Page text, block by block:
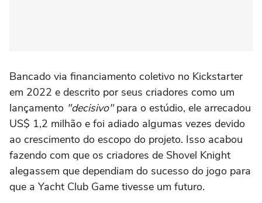
Bancado via financiamento coletivo no Kickstarter
em 2022 e descrito por seus criadores como um
lançamento "decisivo"para o estúdio, ele arrecadou
US$ 1,2 milhão e foi adiado algumas vezes devido
ao crescimento do escopo do projeto. Isso acabou
fazendo com que os criadores de Shovel Knight
alegassem que dependiam do sucesso do jogo para
que a Yacht Club Game tivesse um futuro.